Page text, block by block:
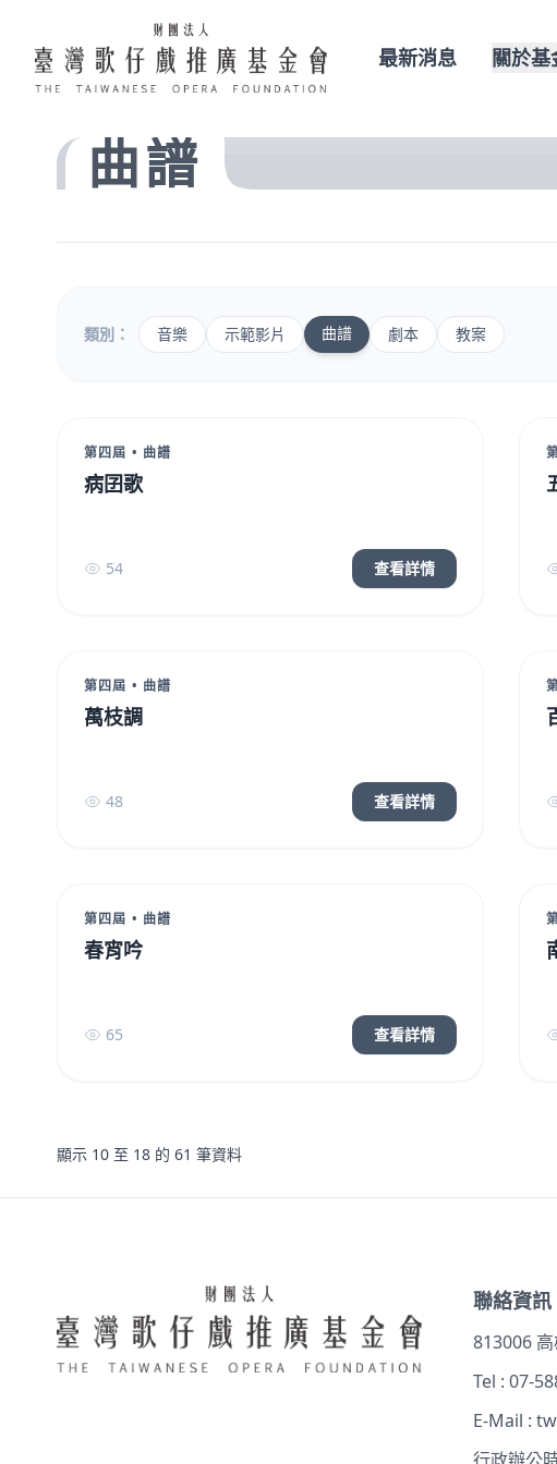
最新消息 關於基
曲譜
類別： 音樂 示範影片 曲譜 劇本 教案
第四屆 • 曲譜
病囝歌
54 查看詳情
第四屆 • 曲譜
萬枝調
48 查看詳情
第四屆 • 曲譜
春宵吟
65 查看詳情
顯示 10 至 18 的 61 筆資料
聯絡資訊
813006
Tel : 07-
E-Mail :